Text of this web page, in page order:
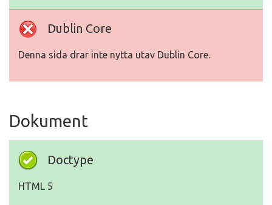
Dublin Core
Denna sida drar inte nytta utav Dublin Core.
Dokument
Doctype
HTML 5